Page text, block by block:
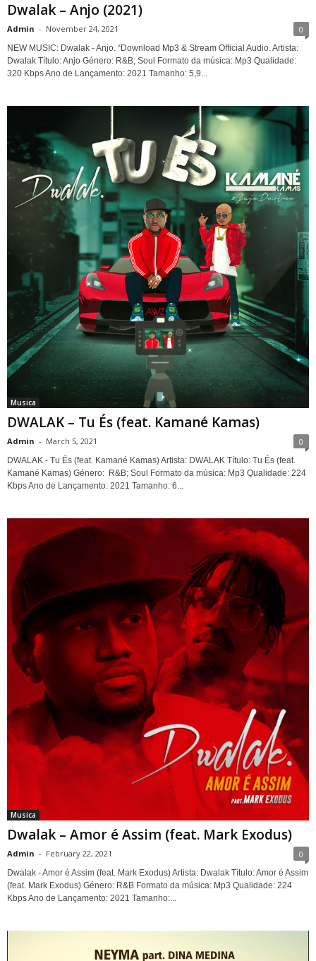
Dwalak – Anjo (2021)
Admin - November 24, 2021 0
NEW MUSIC: Dwalak - Anjo. “Download Mp3 & Stream Official Audio. Artista:
Dwalak Título: Anjo Género: R&B; Soul Formato da música: Mp3 Qualidade:
320 Kbps Ano de Lançamento: 2021 Tamanho: 5,9...
Musica
DWALAK – Tu És (feat. Kamané Kamas)
Admin - March 5, 2021 0
DWALAK - Tu És (feat. Kamané Kamas) Artista: DWALAK Título: Tu És (feat.
Kamané Kamas) Género: R&B; Soul Formato da música: Mp3 Qualidade: 224
Kbps Ano de Lançamento: 2021 Tamanho: 6...
Musica
Dwalak – Amor é Assim (feat. Mark Exodus)
Admin - February 22, 2021 0
Dwalak - Amor é Assim (feat. Mark Exodus) Artista: Dwalak Título: Amor é Assim
(feat. Mark Exodus) Género: R&B Formato da música: Mp3 Qualidade: 224
Kbps Ano de Lançamento: 2021 Tamanho:...